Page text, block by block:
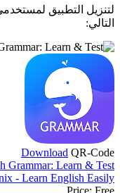
لتنزيل التطبيق
التالي:
Download QR-Code
Grammar: Learn & Test
- Learn English Easily
Price: Free